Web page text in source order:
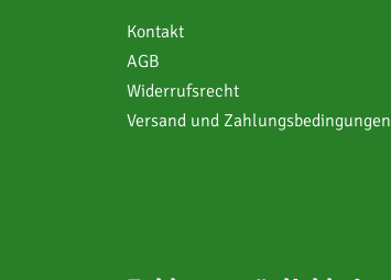
Kontakt
AGB
Widerrufsrecht
Versand und Zahlungsbedingungen